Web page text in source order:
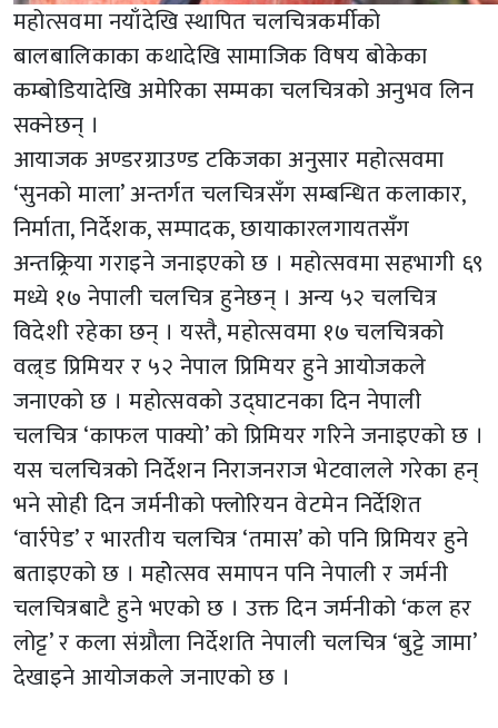
महोत्सवमा नयाँदेखि स्थापित चलचित्रकर्मीको
बालबालिकाका कथादेखि सामाजिक विषय बोकेका
कम्बोडियादेखि अमेरिका सम्मका चलचित्रको अनुभव लिन
सक्नेछन् ।
आयाजक अण्डरग्राउण्ड टकिजका अनुसार महोत्सवमा
‘सुनको माला’ अन्तर्गत चलचित्रसँग सम्बन्धित कलाकार,
निर्माता, निर्देशक, सम्पादक, छायाकारलगायतसँग
अन्तक्र्रिया गराइने जनाइएको छ । महोत्सवमा सहभागी ६९
मध्ये १७ नेपाली चलचित्र हुनेछन् । अन्य ५२ चलचित्र
विदेशी रहेका छन् । यस्तै, महोत्सवमा १७ चलचित्रको
वल्र्ड प्रिमियर र ५२ नेपाल प्रिमियर हुने आयोजकले
जनाएको छ । महोत्सवको उद्घाटनका दिन नेपाली
चलचित्र ‘काफल पाक्यो’ को प्रिमियर गरिने जनाइएको छ ।
यस चलचित्रको निर्देशन निराजनराज भेटवालले गरेका हन्
भने सोही दिन जर्मनीको फ्लोरियन वेटमेन निर्देशित
‘वार्रपेड’ र भारतीय चलचित्र ‘तमास’ को पनि प्रिमियर हुने
बताइएको छ । महोेत्सव समापन पनि नेपाली र जर्मनी
चलचित्रबाटै हुने भएको छ । उक्त दिन जर्मनीको ‘कल हर
लोट्ट’ र कला संग्रौला निर्देशति नेपाली चलचित्र ‘बुट्टे जामा’
देखाइने आयोजकले जनाएको छ ।